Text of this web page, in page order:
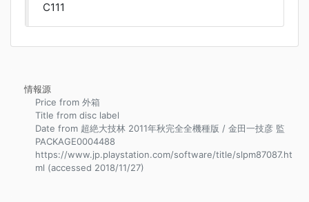
C111
情報源
Price from 外箱
Title from disc label
Date from 超絶大技林 2011年秋完全全機種版 / 金田一技彦 監
PACKAGE0004488
https://www.jp.playstation.com/software/title/slpm87087.ht
ml (accessed 2018/11/27)